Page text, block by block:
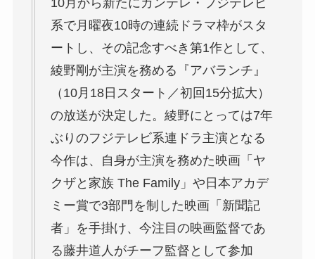
10月から新たにカンテレ・フジテレビ
系で月曜夜10時の連続ドラマ枠がスタ
ートし、その記念すべき第1作として、
綾野剛が主演を務める『アバランチ』
（10月18日スタート／初回15分拡大）
の放送が決定した。綾野にとっては7年
ぶりのフジテレビ系連ドラ主演となる
今作は、自身が主演を務めた映画「ヤ
クザと家族 The Family」や日本アカデ
ミー賞で3部門を制した映画「新聞記
者」を手掛け、今注目の映画監督であ
る藤井道人がチーフ監督として参加